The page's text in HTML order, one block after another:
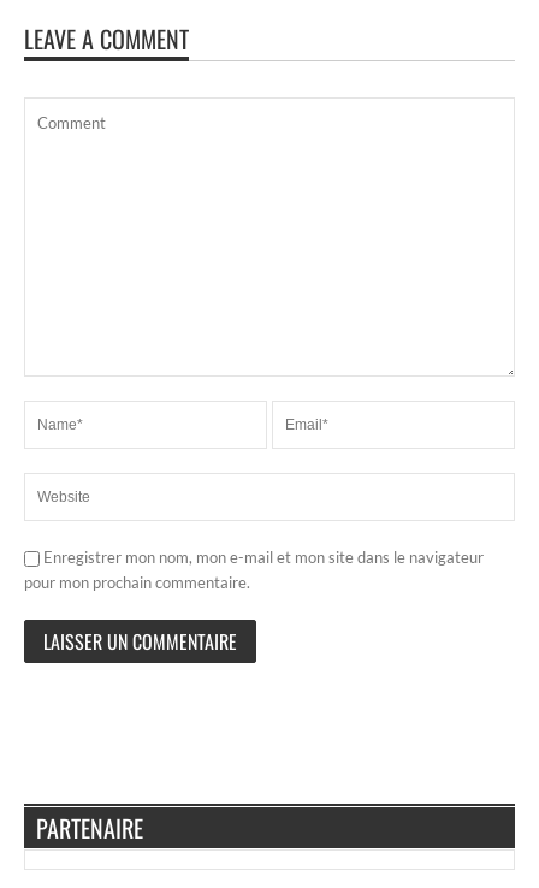
LEAVE A COMMENT
Enregistrer mon nom, mon e-mail et mon site dans le navigateur
pour mon prochain commentaire.
PARTENAIRE